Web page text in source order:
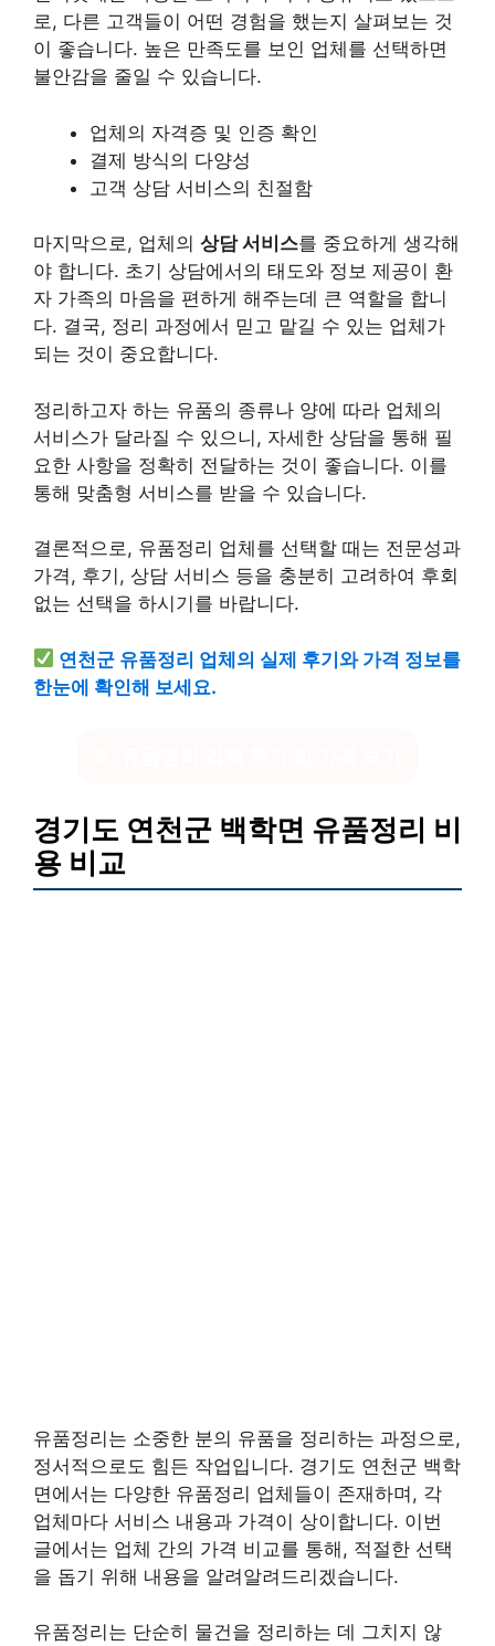
로, 다른 고객들이 어떤 경험을 했는지 살펴보는 것
이 좋습니다. 높은 만족도를 보인 업체를 선택하면
불안감을 줄일 수 있습니다.
업체의 자격증 및 인증 확인
결제 방식의 다양성
고객 상담 서비스의 친절함
마지막으로, 업체의 상담 서비스를 중요하게 생각해
야 합니다. 초기 상담에서의 태도와 정보 제공이 환
자 가족의 마음을 편하게 해주는데 큰 역할을 합니
다. 결국, 정리 과정에서 믿고 맡길 수 있는 업체가
되는 것이 중요합니다.
정리하고자 하는 유품의 종류나 양에 따라 업체의
서비스가 달라질 수 있으니, 자세한 상담을 통해 필
요한 사항을 정확히 전달하는 것이 좋습니다. 이를
통해 맞춤형 서비스를 받을 수 있습니다.
결론적으로, 유품정리 업체를 선택할 때는 전문성과
가격, 후기, 상담 서비스 등을 충분히 고려하여 후회
없는 선택을 하시기를 바랍니다.
연천군 유품정리 업체의 실제 후기와 가격 정보를
한눈에 확인해 보세요.
경기도 연천군 백학면 유품정리 비
용 비교
유품정리는 소중한 분의 유품을 정리하는 과정으로,
정서적으로도 힘든 작업입니다. 경기도 연천군 백학
면에서는 다양한 유품정리 업체들이 존재하며, 각
업체마다 서비스 내용과 가격이 상이합니다. 이번
글에서는 업체 간의 가격 비교를 통해, 적절한 선택
을 돕기 위해 내용을 알려알려드리겠습니다.
유품정리는 단순히 물건을 정리하는 데 그치지 않